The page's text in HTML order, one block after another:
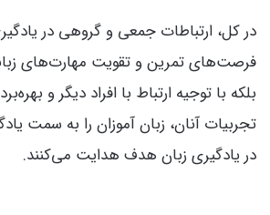
در کل، ارتباطات جمعی و گروهی در
فرصت‌های تمرین و تقویت مهارت‌های
بلکه با توجیه ارتباط با افراد دیگر و
تجربیات آنان، زبان آموزان را به سمت
در یادگیری زبان هدف هدایت می‌کنند.